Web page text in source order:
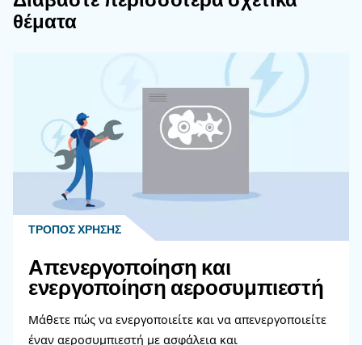
Γιατί Είναι Σημαντική Η Ενεργειακή
Απόδοση Κατά Την Επιλογή Ενός
Αεροσυμπιεστή;
Ποιος Είναι Ο Ρόλος Της
Αεροσυμπιεστή Στο Συνολικό Κόστος
Ιδιοκτησίας;
Πώς Μπορώ Να Διασφαλίσω Ότι Ο
Αεροσυμπιεστής Που Επιλέγω Θα